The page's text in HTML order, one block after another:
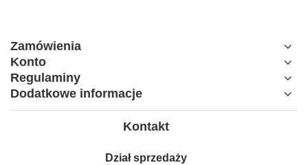
Zamówienia
Konto
Regulaminy
Dodatkowe informacje
Kontakt
Dział sprzedaży